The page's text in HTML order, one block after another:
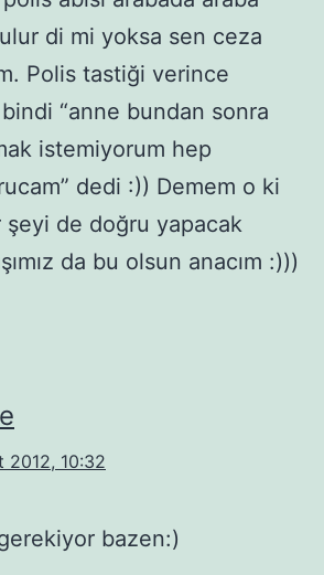
di mi yoksa sen ceza
Polis tastiği verince
“anne bundan sonra
istemiyorum hep
dedi :)) Demem o ki
de doğru yapacak
da bu olsun anacım :)))
2012, 10:32
bazen:)